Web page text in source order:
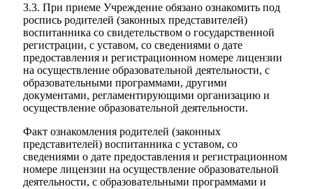
3.3. При приеме Учреждение обязано ознакомить под
роспись родителей (законных представителей)
воспитанника со свидетельством о государственной
регистрации, с уставом, со сведениями о дате
предоставления и регистрационном номере лицензии
на осуществление образовательной деятельности, с
образовательными программами, другими
документами, регламентирующими организацию и
осуществление образовательной деятельности.
Факт ознакомления родителей (законных
представителей) воспитанника с уставом, со
сведениями о дате предоставления и регистрационном
номере лицензии на осуществление образовательной
деятельности, с образовательными программами и